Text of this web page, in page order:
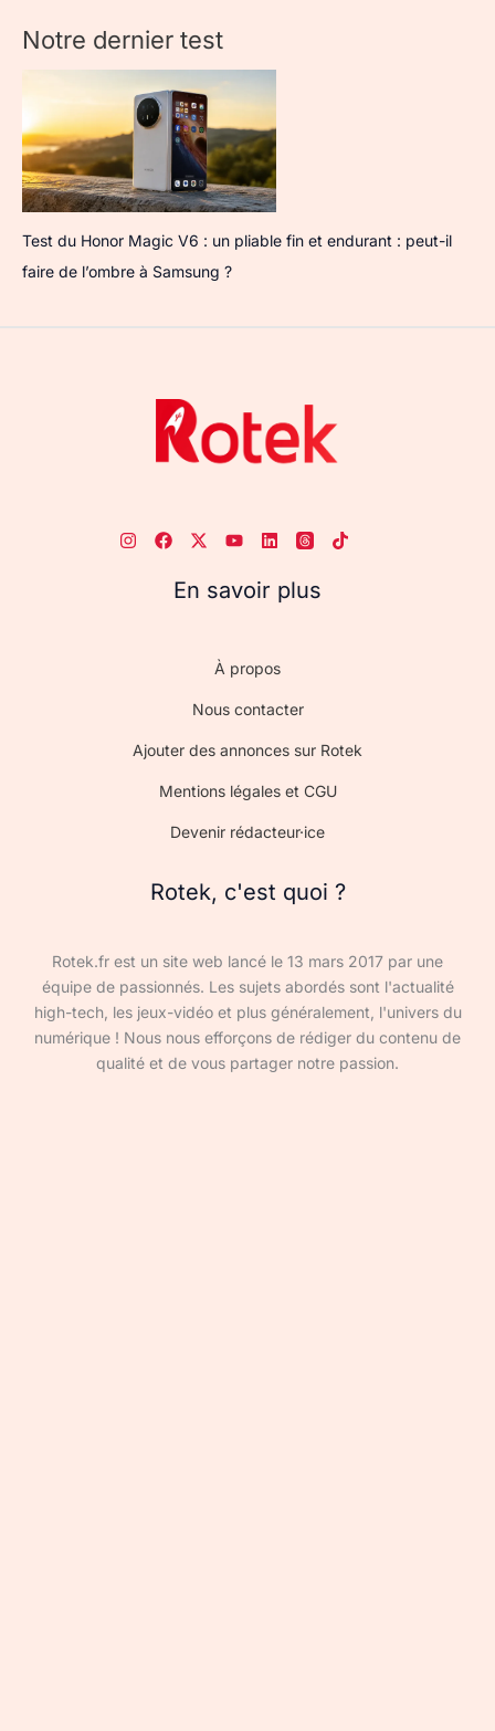
Notre dernier test
Test du Honor Magic V6 : un pliable fin et endurant : peut-il
faire de l’ombre à Samsung ?
En savoir plus
À propos
Nous contacter
Ajouter des annonces sur Rotek
Mentions légales et CGU
Devenir rédacteur·ice
Rotek, c'est quoi ?
Rotek.fr est un site web lancé le 13 mars 2017 par une
équipe de passionnés. Les sujets abordés sont l'actualité
high-tech, les jeux-vidéo et plus généralement, l'univers du
numérique ! Nous nous efforçons de rédiger du contenu de
qualité et de vous partager notre passion.